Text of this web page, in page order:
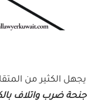
يجهل الكثير من
جنحة ضرب واتلاف